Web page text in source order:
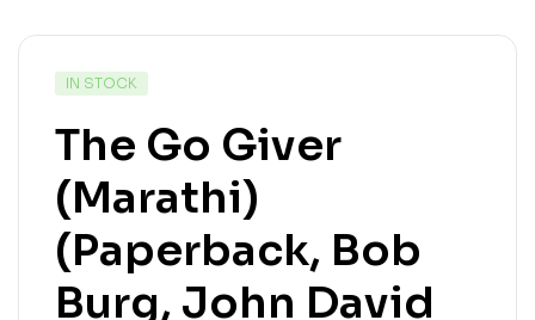
IN STOCK
The Go Giver
(Marathi)
(Paperback, Bob
Burg, John David